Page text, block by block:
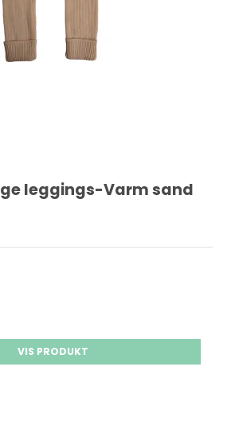
leggings-Varm sand
VIS PRODUKT